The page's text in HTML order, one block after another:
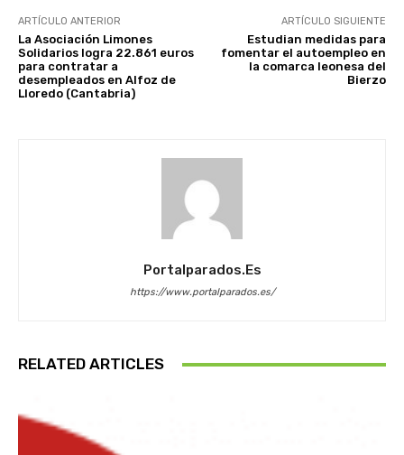
ARTÍCULO ANTERIOR
La Asociación Limones
Solidarios logra 22.861 euros
para contratar a
desempleados en Alfoz de
Lloredo (Cantabria)
ARTÍCULO SIGUIENTE
Estudian medidas para
fomentar el autoempleo en
la comarca leonesa del
Bierzo
Portalparados.es
https://www.portalparados.es/
RELATED ARTICLES